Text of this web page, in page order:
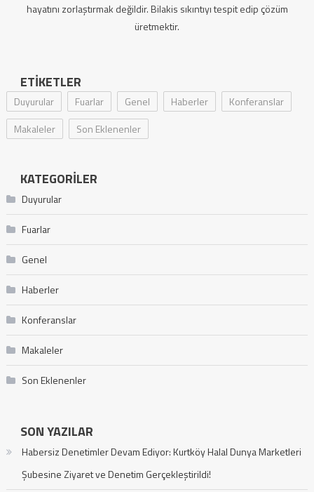
hayatını zorlaştırmak değildir. Bilakis sıkıntıyı tespit edip çözüm
üretmektir.
ETIKETLER
Duyurular Fuarlar Genel Haberler
Konferanslar
Makaleler
Son Eklenenler
KATEGORILER
Duyurular
Fuarlar
Genel
Haberler
Konferanslar
Makaleler
Son Eklenenler
SON YAZILAR
Habersiz Denetimler Devam Ediyor: Kurtköy Halal Dunya Marketleri
Şubesine Ziyaret ve Denetim Gerçekleştirildi!